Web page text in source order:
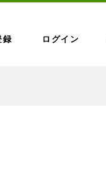
録 ログイン